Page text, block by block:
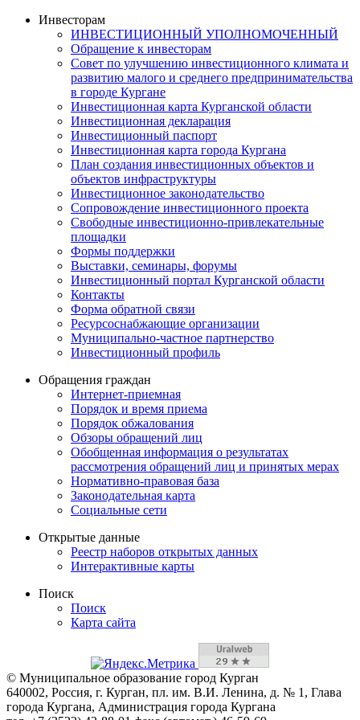
Инвесторам
ИНВЕСТИЦИОННЫЙ УПОЛНОМОЧЕННЫЙ
Обращение к инвесторам
Совет по улучшению инвестиционного климата и
развитию малого и среднего предпринимательства
в городе Кургане
Инвестиционная карта Курганской области
Инвестиционная декларация
Инвестиционный паспорт
Инвестиционная карта города Кургана
План создания инвестиционных объектов и
объектов инфраструктуры
Инвестиционное законодательство
Сопровождение инвестиционного проекта
Свободные инвестиционно-привлекательные
площадки
Формы поддержки
Выставки, семинары, форумы
Инвестиционный портал Курганской области
Контакты
Форма обратной связи
Ресурсоснабжающие организации
Муниципально-частное партнерство
Инвестиционный профиль
Обращения граждан
Интернет-приемная
Порядок и время приема
Порядок обжалования
Обзоры обращений лиц
Обобщенная информация о результатах
рассмотрения обращений лиц и принятых мерах
Нормативно-правовая база
Законодательная карта
Социальные сети
Открытые данные
Реестр наборов открытых данных
Интерактивные карты
Поиск
Поиск
Карта сайта
© Муниципальное образование город Курган
640002, Россия, г. Курган, пл. им. В.И. Ленина, д. № 1, Глава
города Кургана, Администрация города Кургана